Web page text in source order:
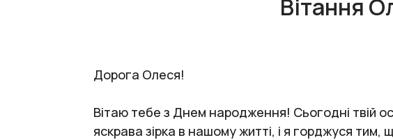
Вітання
Дорога Олеся!
Вітаю тебе з Днем народження! Сьогодні твій
яскрава зірка в нашому житті, і я горджуся